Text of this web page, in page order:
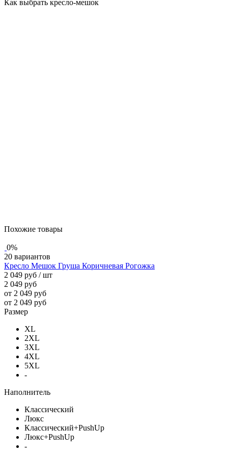
Как выбрать кресло-мешок
Похожие товары
0%
20 вариантов
Кресло Мешок Груша Коричневая Рогожка
2 049 руб / шт
2 049 руб
от 2 049 руб
от 2 049 руб
Размер
XL
2XL
3XL
4XL
5XL
-
Наполнитель
Классический
Люкс
Классический+PushUp
Люкс+PushUp
-